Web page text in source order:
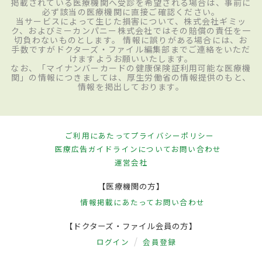
必ず該当の医療機関に直接ご確認ください。
当サービスによって生じた損害について、株式会社ギミッ
ク、およびミーカンパニー株式会社ではその賠償の責任を一
切負わないものとします。 情報に誤りがある場合には、お
手数ですがドクターズ・ファイル編集部までご連絡をいただ
けますようお願いいたします。
なお、「マイナンバーカードの健康保険証利用可能な医療機
関」の情報につきましては、厚生労働省の情報提供のもと、
情報を掲出しております。
ご利用にあたってプライバシーポリシー
医療広告ガイドラインについてお問い合わせ
運営会社
【医療機関の方】
情報掲載にあたって お問い合わせ
【ドクターズ・ファイル会員の方】
ログイン 会員登録